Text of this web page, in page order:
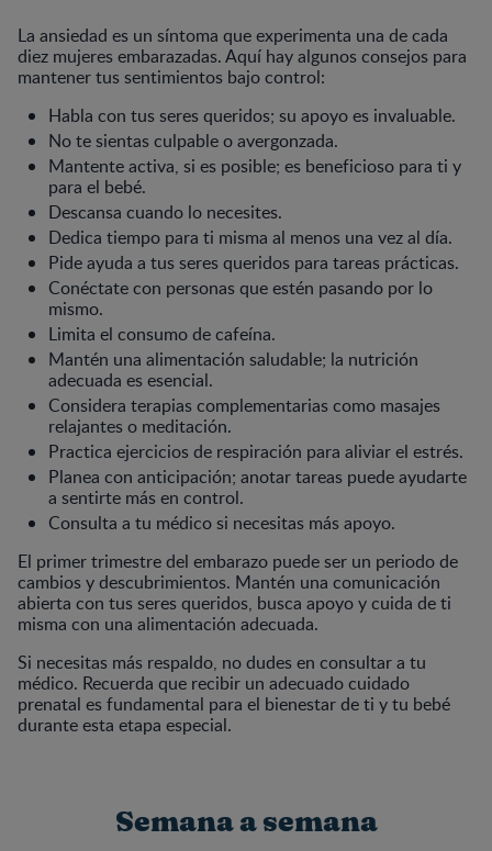
La ansiedad es un síntoma que experimenta una de cada
diez mujeres embarazadas. Aquí hay algunos consejos para
mantener tus sentimientos bajo control:
Habla con tus seres queridos; su apoyo es invaluable.
No te sientas culpable o avergonzada.
Mantente activa, si es posible; es beneficioso para ti y
para el bebé.
Descansa cuando lo necesites.
Dedica tiempo para ti misma al menos una vez al día.
Pide ayuda a tus seres queridos para tareas prácticas.
Conéctate con personas que estén pasando por lo
mismo.
Limita el consumo de cafeína.
Mantén una alimentación saludable; la nutrición
adecuada es esencial.
Considera terapias complementarias como masajes
relajantes o meditación.
Practica ejercicios de respiración para aliviar el estrés.
Planea con anticipación; anotar tareas puede ayudarte
a sentirte más en control.
Consulta a tu médico si necesitas más apoyo.
El primer trimestre del embarazo puede ser un periodo de
cambios y descubrimientos. Mantén una comunicación
abierta con tus seres queridos, busca apoyo y cuida de ti
misma con una alimentación adecuada.
Si necesitas más respaldo, no dudes en consultar a tu
médico. Recuerda que recibir un adecuado cuidado
prenatal es fundamental para el bienestar de ti y tu bebé
durante esta etapa especial.
Semana a semana